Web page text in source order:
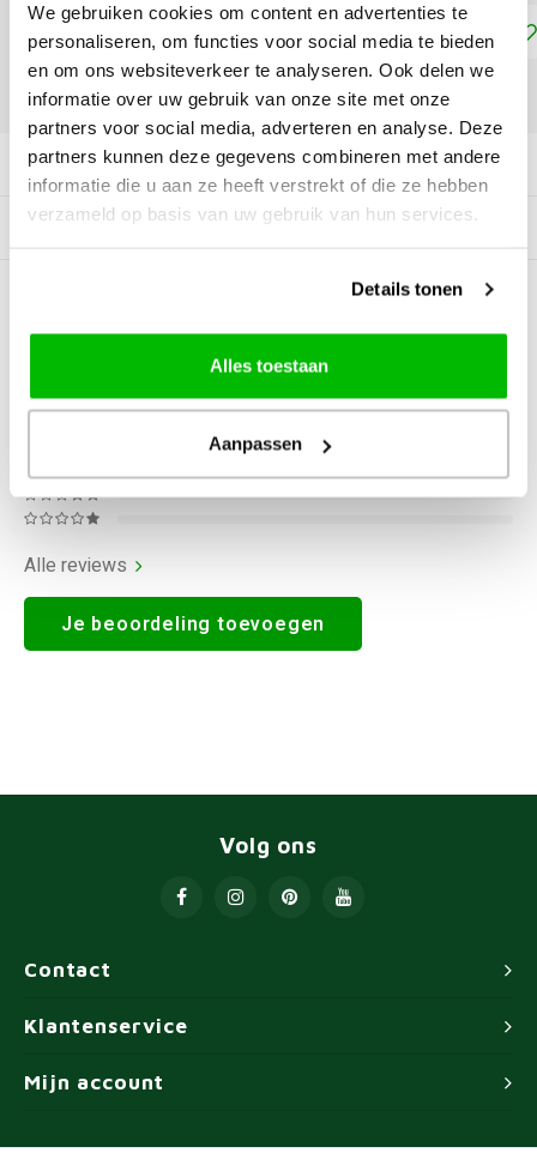
We gebruiken cookies om content en advertenties te
personaliseren, om functies voor social media te bieden
en om ons websiteverkeer te analyseren. Ook delen we
informatie over uw gebruik van onze site met onze
partners voor social media, adverteren en analyse. Deze
partners kunnen deze gegevens combineren met andere
informatie die u aan ze heeft verstrekt of die ze hebben
verzameld op basis van uw gebruik van hun services.
Details tonen
Alles toestaan
Aanpassen
Toevoegen aan winkelwagen
DELEN:
Productomschrijving
Gerelateerde producten
BEOORDELINGEN
Alle reviews
Je beoordeling toevoegen
Contact
Volg ons
Klantenservice
Mijn account